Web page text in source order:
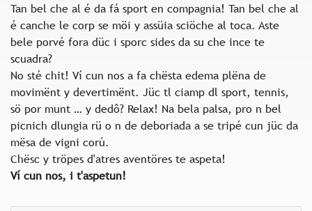
Tan bel che al é da fá sport en compagnia! Tan bel che al
é canche le corp se möi y assüia sciöche al toca. Aste
bele porvé fora düc i sporc sides da su che ince te
scuadra?
No sté chit! Ví cun nos a fa chësta edema plëna de
movimënt y devertimënt. Jüc tl ciamp dl sport, tennis,
sö por munt … y dedô? Relax! Na bela palsa, pro n bel
picnich dlungia rü o n de deboriada a se tripé cun jüc da
mësa de vigni corú.
Chësc y tröpes d'atres aventöres te aspeta!
Ví cun nos, i t'aspetun!